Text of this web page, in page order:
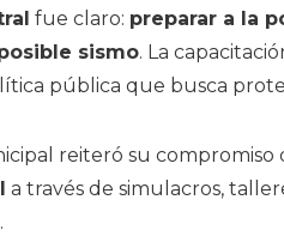
fue claro: preparar a la
sismo. La
pública que busca
reiteró su
a través de simulacros,